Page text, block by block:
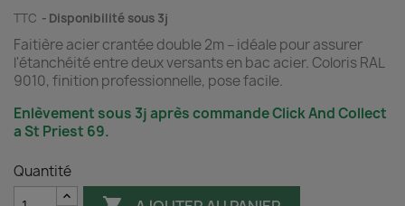
TTC Disponibilité sous 3j
Faitière acier crantée double 2m – idéale pour assurer
l'étanchéité entre deux versants en bac acier. Coloris RAL
9010, finition professionnelle, pose facile.
Enlèvement sous 3j après commande Click And Collect
a St Priest 69.
Quantité